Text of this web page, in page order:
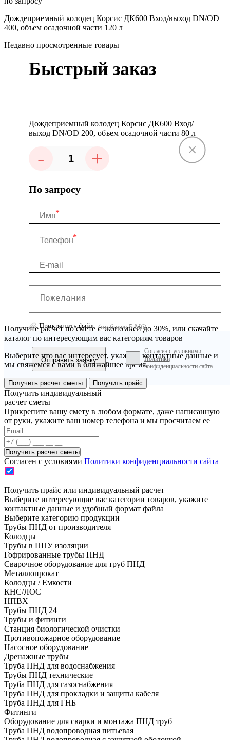
Дождеприемный колодец Корсис ДК600 Вход/выход DN/OD
400, объем осадочной части 120 л
Недавно просмотренные товары
Быстрый заказ
Дождеприемный колодец Корсис ДК600 Вход/
выход DN/OD 200, объем осадочной части 80 л
- +
По запросу
Прикрепить файл(не более 5 Мб)
Согласен с условиями
Политики
конфиденциальности сайта
Получите расчет по смете с экономией до 30%, или скачайте
каталог по интересующим вас категориям товаров
Выберите что вас интересует, укажите контактные данные и
мы свяжемся с вами в ближайшее время.
Получить расчет сметы Получить прайс
Получить индивидуальный
расчет сметы
Прикрепите вашу смету в любом формате, даже написанную
от руки, укажите ваш номер телефона и мы просчитаем ее
Согласен с условиями Политики конфиденциальности сайта
Получить прайс или индивидуальный расчет
Выберите интересующие вас категории товаров, укажите
контактные данные и удобный формат файла
Выберите категорию продукции
Трубы ПНД от производителя
Колодцы
Трубы в ППУ изоляции
Гофрированные трубы ПНД
Сварочное оборудование для труб ПНД
Металлопрокат
Колодцы / Емкости
КНС/ЛОС
НПВХ
Трубы ПНД 24
Трубы и фитинги
Cтанция биологической очистки
Противопожарное оборудование
Насосное оборудование
Дренажные трубы
Труба ПНД для водоснабжения
Трубы ПНД технические
Труба ПНД для газоснабжения
Труба ПНД для прокладки и защиты кабеля
Труба ПНД для ГНБ
Фитинги
Оборудование для сварки и монтажа ПНД труб
Труба ПНД водопроводная питьевая